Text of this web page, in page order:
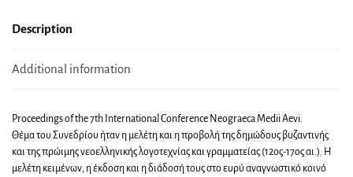
Description
Additional information
Proceedings of the 7th International Conference Neograeca Medii Aevi.
Θέμα του Συνεδρίου ήταν η μελέτη και η προβολή της δημώδους βυζαντινής
και της πρώιμης νεοελληνικής λογοτεχνίας και γραμματείας (12ος-17ος αι.). Η
μελέτη κειμένων, η έκδοση και η διάδοσή τους στο ευρύ αναγνωστικό κοινό